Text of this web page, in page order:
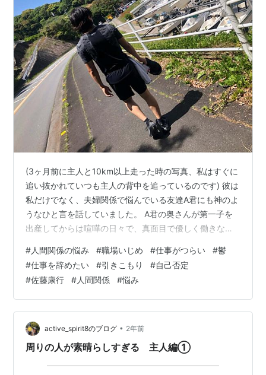
2006.9
『営業の急所 スグに使えて、効果テキメン!マンガで
わかる71のツボ』うえやま洋介マンガ ハギジン出版
2006.11
『お金に愛される誠意の力』日新報道 2006.5
『ココロ美人 愛されオーラ全開! 心の学校が贈る愛の
講座 しあわせ運とお金運をはこぶ実践レシピ70種』
藤堂はくる マンガ ハギジン出版 2006.3
『サンタさん営業・ドロボー営業 お客様に好かれて
成績が上がり続ける成功メソッド』日本アイ・ジ
ー・エー 2006.12
『人生の最期に笑う人泣く人 繁栄の法則物心両面の
成功』日新報道 2006.1
『人生の急所 仕事・職場・家庭すべての問題には急
所がある』ハギジン出版 2006.2
『捨てる生き方 あなたは何にしがみついているので
すか!?』ハギジン出版 2006.5
『ココロ美人は愛され美人 恋とお金がついてくる! マ
『磁石の法則 男と女に贈る、「運命のパートナーを
見つけて幸せになる」方法』日本アイ・ジー・エー
2007.11
(3ヶ月前に主人と10km以上走った時の写真、私はすぐに
追い抜かれていつも主人の背中を追っているのです) 彼は
私だけでなく、夫婦関係で悩んでいる友達A君にも神のよ
うなひと言を話していました。 A君の奥さんが第一子を
出産してからは喧嘩の日々で、真面目で優しく働きなが
にも関わらず、奥さんはいつもキレては泣いたりとA君は
奥さんに対してどう接していいかわからないことを悩ん
でいました。 私達夫婦はA君に会うたびに毎回同じ悩み
の話を聞いては、その話を聞くことしかできず月日が経
っていました。ーーーーーーーーーーーある日 珍しく主
人にA君から急に電話がかかっ…
#人間関係の悩み #職場いじめ #仕事がつらい #鬱
#仕事を辞めたい #引きこもり #自己否定
#佐藤康行 #人間関係 #悩み
active_spirit8のブログ • 2年前
周りの人が素晴らしすぎる 主人編①